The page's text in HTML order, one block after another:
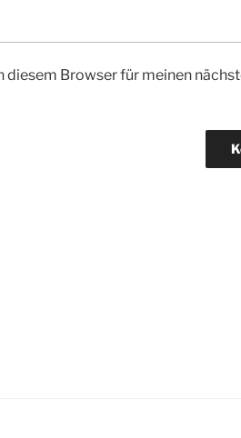
diesem Browser für meinen